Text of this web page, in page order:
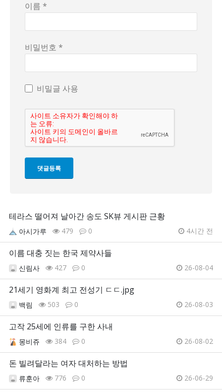
이름 *
비밀번호 *
비밀글 사용
테라스 떨어져 날아간 송도 SK뷰 게시판 근황
아시가루 479 0 4시간 전
이름 대충 짓는 한국 제약사들
신림사 427 0 26-08-04
21세기 영화계 최고 전성기 ㄷㄷ.jpg
백림 503 0 26-08-03
고작 25세에 인류를 구한 사내
몽비쥬 384 0 26-08-02
돈 빌려달라는 여자 대처하는 방법
류훈아 776 0 26-06-29